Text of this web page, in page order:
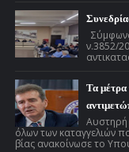
ν.3852/
Τα μέτρα
Αυστηρή
όλων των καταγγελιών
βίας ανακοίνωσε το